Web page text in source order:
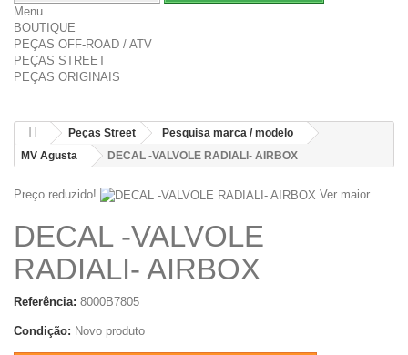
Menu
BOUTIQUE
PEÇAS OFF-ROAD / ATV
PEÇAS STREET
PEÇAS ORIGINAIS
Peças Street
Pesquisa marca / modelo
MV Agusta
DECAL -VALVOLE RADIALI- AIRBOX
Preço reduzido! Ver maior
DECAL -VALVOLE
RADIALI- AIRBOX
Referência: 8000B7805
Condição: Novo produto